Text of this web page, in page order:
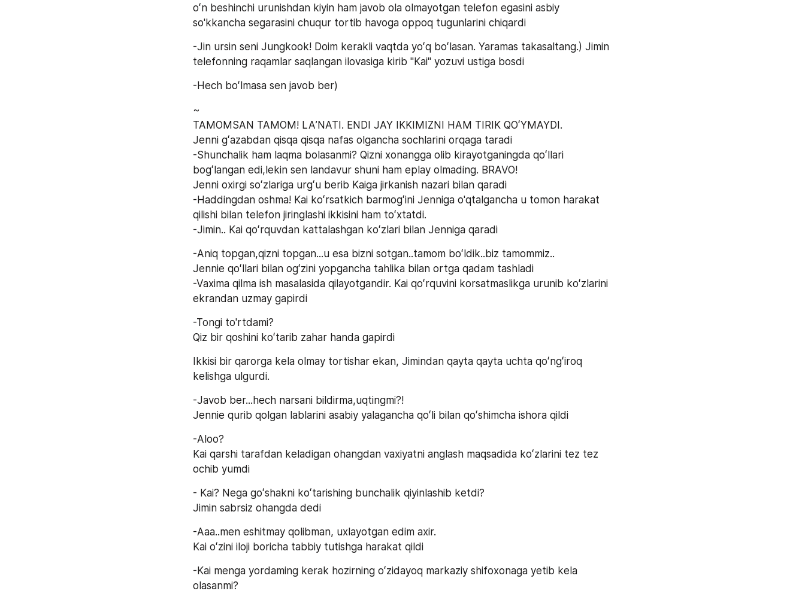
oʻn beshinchi urunishdan kiyin ham javob ola olmayotgan telefon egasini asbiy
so'kkancha segarasini chuqur tortib havoga oppoq tugunlarini chiqardi
-Jin ursin seni Jungkook! Doim kerakli vaqtda yoʻq boʻlasan. Yaramas takasaltang.) Jimin
telefonning raqamlar saqlangan ilovasiga kirib "Kai" yozuvi ustiga bosdi
-Hech boʻlmasa sen javob ber)
~
TAMOMSAN TAMOM! LAʼNATI. ENDI JAY IKKIMIZNI HAM TIRIK QOʻYMAYDI.
Jenni gʻazabdan qisqa qisqa nafas olgancha sochlarini orqaga taradi
-Shunchalik ham laqma bolasanmi? Qizni xonangga olib kirayotganingda qoʻllari
bogʻlangan edi,lekin sen landavur shuni ham eplay olmading. BRAVO!
Jenni oxirgi soʻzlariga urgʻu berib Kaiga jirkanish nazari bilan qaradi
-Haddingdan oshma! Kai koʻrsatkich barmogʻini Jenniga o'qtalgancha u tomon harakat
qilishi bilan telefon jiringlashi ikkisini ham toʻxtatdi.
-Jimin.. Kai qoʻrquvdan kattalashgan koʻzlari bilan Jenniga qaradi
-Aniq topgan,qizni topgan...u esa bizni sotgan..tamom boʻldik..biz tamommiz..
Jennie qoʻllari bilan ogʻzini yopgancha tahlika bilan ortga qadam tashladi
-Vaxima qilma ish masalasida qilayotgandir. Kai qoʻrquvini korsatmaslikga urunib koʻzlarini
ekrandan uzmay gapirdi
-Tongi to'rtdami?
Qiz bir qoshini koʻtarib zahar handa gapirdi
Ikkisi bir qarorga kela olmay tortishar ekan, Jimindan qayta qayta uchta qoʻngʻiroq
kelishga ulgurdi.
-Javob ber...hech narsani bildirma,uqtingmi?!
Jennie qurib qolgan lablarini asabiy yalagancha qoʻli bilan qoʻshimcha ishora qildi
-Aloo?
Kai qarshi tarafdan keladigan ohangdan vaxiyatni anglash maqsadida koʻzlarini tez tez
ochib yumdi
- Kai? Nega goʻshakni koʻtarishing bunchalik qiyinlashib ketdi?
Jimin sabrsiz ohangda dedi
-Aaa..men eshitmay qolibman, uxlayotgan edim axir.
Kai oʻzini iloji boricha tabbiy tutishga harakat qildi
-Kai menga yordaming kerak hozirning oʻzidayoq markaziy shifoxonaga yetib kela
olasanmi?